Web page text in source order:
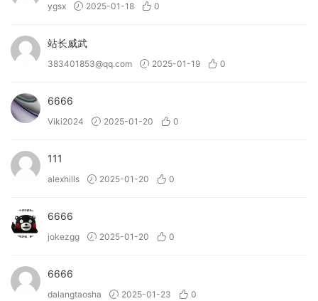
ygsx 2025-01-18 0
站长威武
383401853@qq.com 2025-01-19 0
6666
Viki2024 2025-01-20 0
111
alexhills 2025-01-20 0
6666
jokezgg 2025-01-20 0
6666
dalangtaosha 2025-01-23 0